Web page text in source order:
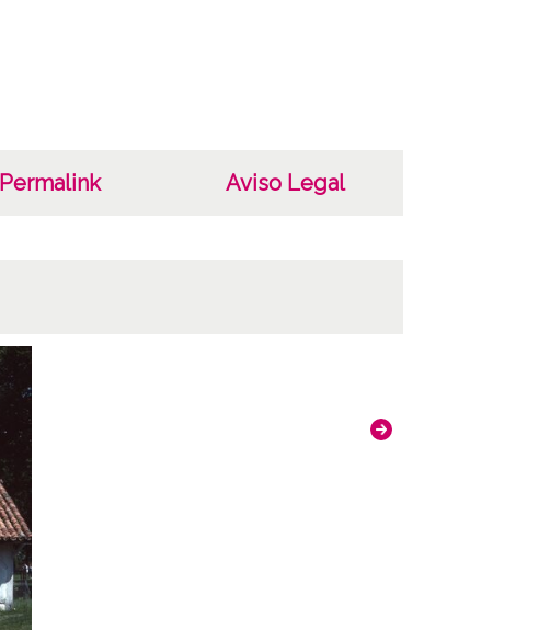
Permalink Aviso Legal